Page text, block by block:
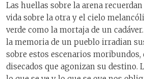
Las huellas sobre la arena
vida sobre la otra y el cielo
verde como la mortaja de un
la memoria de un pueblo irradian
sobre estos escenarios moribundos,
disecados que agonizan su destino.